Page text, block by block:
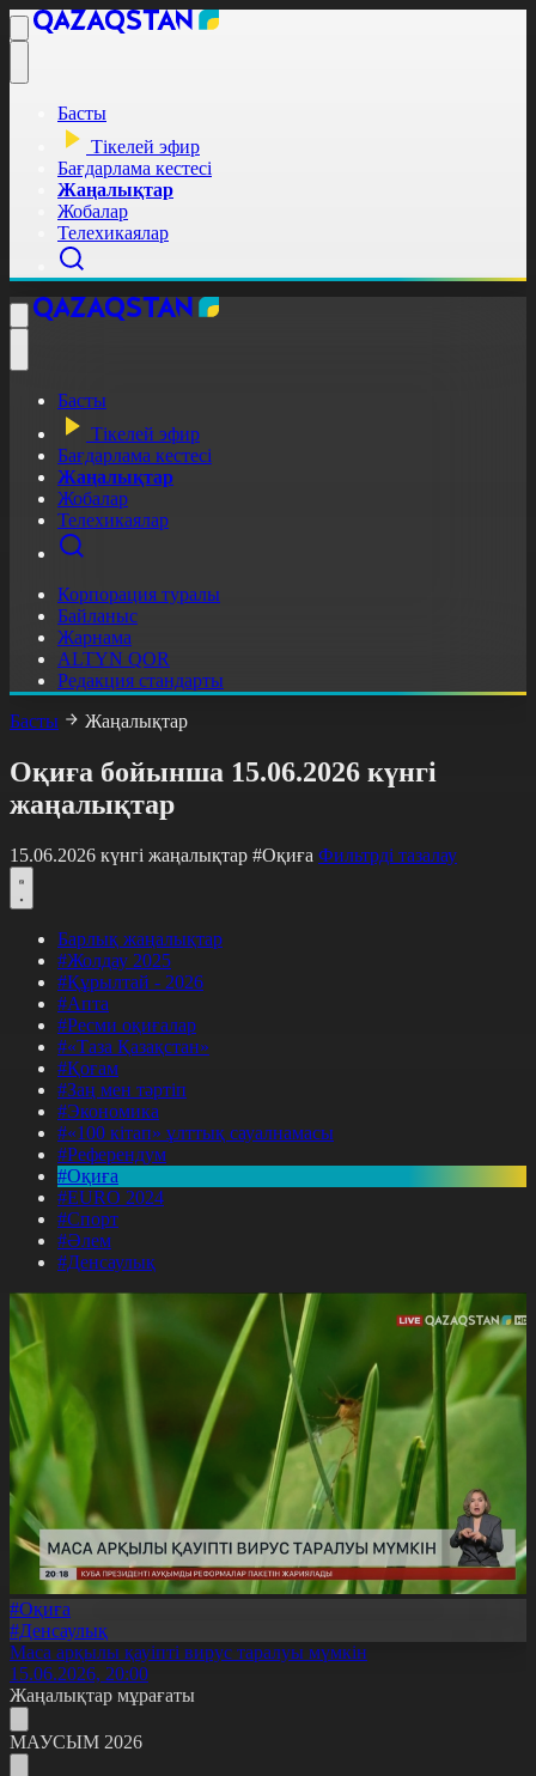
Басты
Тікелей эфир
Бағдарлама кестесі
Жаңалықтар
Жобалар
Телехикаялар
Басты
Тікелей эфир
Бағдарлама кестесі
Жаңалықтар
Жобалар
Телехикаялар
Корпорация туралы
Байланыс
Жарнама
ALTYN QOR
Редакция стандарты
Басты
Жаңалықтар
Оқиға бойынша 15.06.2026 күнгі
жаңалықтар
15.06.2026 күнгі жаңалықтар #Оқиға Фильтрді тазалау
Барлық жаңалықтар
#Жолдау 2025
#Құрылтай - 2026
#Апта
#Ресми оқиғалар
#«Таза Қазақстан»
#Қоғам
#Заң мен тәртіп
#Экономика
#«100 кітап» ұлттық сауалнамасы
#Референдум
#Оқиға
#EURO 2024
#Спорт
#Әлем
#Денсаулық
#Оқиға
#Денсаулық
Маса арқылы қауіпті вирус таралуы мүмкін
15.06.2026, 20:00
Жаңалықтар мұрағаты
МАУСЫМ 2026